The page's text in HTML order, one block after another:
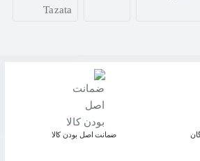
Tazata
ﺿﻤﺎﻧﺖ اﺻﻞ ﺑﻮدن ﮐﺎﻟﺎ